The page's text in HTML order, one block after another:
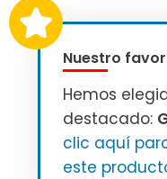
Nuestro
Hemos
destacado:
clic aquí
este